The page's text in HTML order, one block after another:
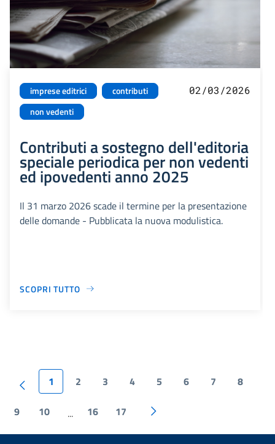
imprese editrici
contributi
non vedenti
02/03/2026
Contributi a sostegno dell'editoria
speciale periodica per non vedenti
ed ipovedenti anno 2025
Il 31 marzo 2026 scade il termine per la presentazione
delle domande - Pubblicata la nuova modulistica.
SCOPRI TUTTO
1 2 3 4 5 6 7 8
9 10 ... 16 17